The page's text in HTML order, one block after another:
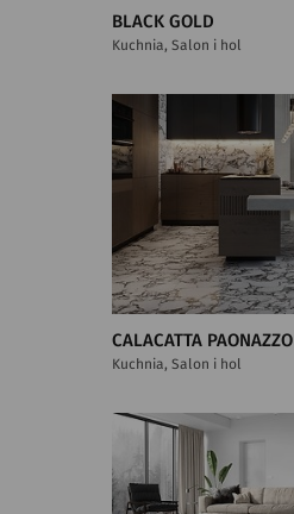
BLACK GOLD
Kuchnia, Salon i hol
CALACATTA PAONAZZO
Kuchnia, Salon i hol